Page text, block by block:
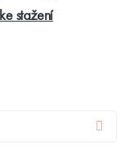
stažení